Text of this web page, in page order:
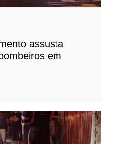
assusta
em